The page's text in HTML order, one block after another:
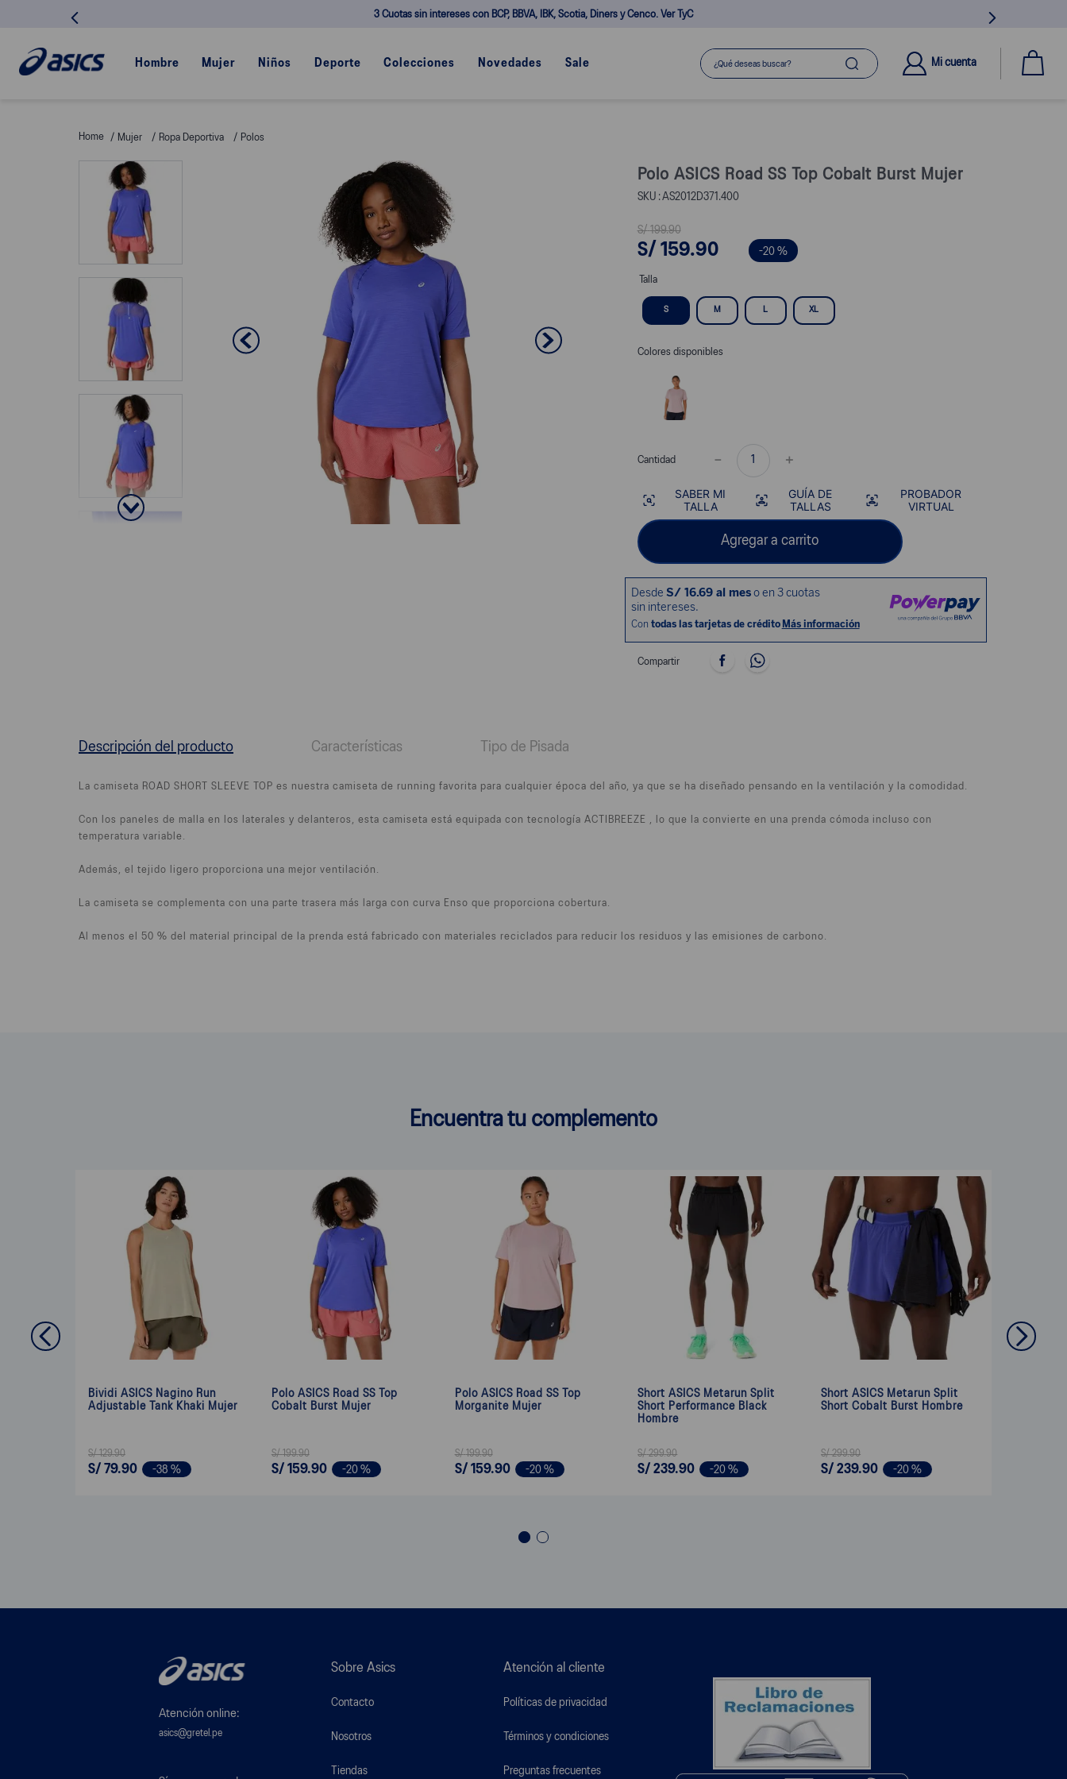
3 Cuotas sin intereses con BCP, BBVA, IBK, Scotia, Diners y Cenco. Ver TyC
Hombre Mujer Niños Deporte Colecciones Novedades Sale
¿Qué deseas buscar?
Mi cuenta
Mujer Ropa Deportiva Polos
Polo ASICS Road SS Top Cobalt Burst Mujer
AS2012D371.400
S/ 199.90
S/ 159.90 -20 %
Talla
S M L XL
Colores disponibles
Cantidad ＋
－
SABER MI
TALLA
GUÍA DE
TALLAS
PROBADOR
VIRTUAL
Agregar a carrito
Compartir
Descripción del producto Características Tipo de Pisada
La camiseta ROAD SHORT SLEEVE TOP es nuestra camiseta de running favorita para cualquier época del año, ya que se ha diseñado pensando en la ventilación y la comodidad.
Con los paneles de malla en los laterales y delanteros, esta camiseta está equipada con tecnología ACTIBREEZE , lo que la convierte en una prenda cómoda incluso con
temperatura variable.
Además, el tejido ligero proporciona una mejor ventilación.
La camiseta se complementa con una parte trasera más larga con curva Enso que proporciona cobertura.
Al menos el 50 % del material principal de la prenda está fabricado con materiales reciclados para reducir los residuos y las emisiones de carbono.
Encuentra tu complemento
Bividi ASICS Nagino Run
Adjustable Tank Khaki Mujer
S/ 129.90
S/ 79.90 -38 %
Polo ASICS Road SS Top
Cobalt Burst Mujer
S/ 199.90
S/ 159.90 -20 %
Polo ASICS Road SS Top
Morganite Mujer
S/ 199.90
S/ 159.90 -20 %
Short ASICS Metarun Split
Short Performance Black
Hombre
S/ 299.90
S/ 239.90 -20 %
Short ASICS Metarun Split
Short Cobalt Burst Hombre
S/ 299.90
S/ 239.90 -20 %
Atención online:
asics@gretel.pe
Sobre Asics
Contacto
Nosotros
Tiendas
Atención al cliente
Políticas de privacidad
Términos y condiciones
Preguntas frecuentes